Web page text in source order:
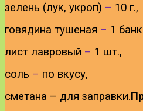
зелень (лук, укроп) – 10 г.,
говядина тушеная – 1
лист лавровый – 1 шт.,
соль – по вкусу,
сметана – для заправки.